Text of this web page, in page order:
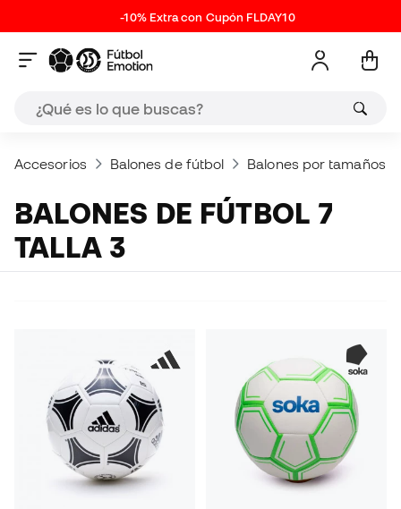
-10% Extra con Cupón FLDAY10
Accesorios Balones de fútbol Balones por tamaños
BALONES DE FÚTBOL 7
TALLA 3